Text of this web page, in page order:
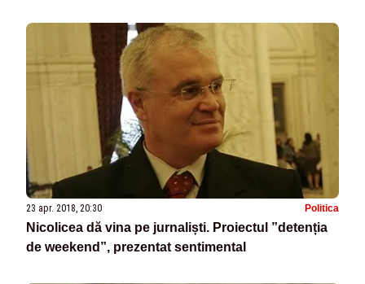
23 apr. 2018, 20:30 Politica
Nicolicea dă vina pe jurnaliști. Proiectul ”detenția
de weekend”, prezentat sentimental